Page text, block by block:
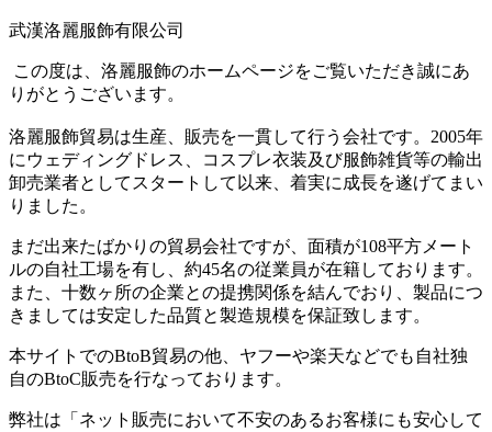
武漢洛麗服飾有限公司
この度は、洛麗服飾のホームページをご覧いただき誠にあ
りがとうございます。
洛麗服飾貿易は生産、販売を一貫して行う会社です。2005年
にウェディングドレス、コスプレ衣装及び服飾雑貨等の輸出
卸売業者としてスタートして以来、着実に成長を遂げてまい
りました。
まだ出来たばかりの貿易会社ですが、面積が108平方メート
ルの自社工場を有し、約45名の従業員が在籍しております。
また、十数ヶ所の企業との提携関係を結んでおり、製品につ
きましては安定した品質と製造規模を保証致します。
本サイトでのBtoB貿易の他、ヤフーや楽天などでも自社独
自のBtoC販売を行なっております。
弊社は「ネット販売において不安のあるお客様にも安心して